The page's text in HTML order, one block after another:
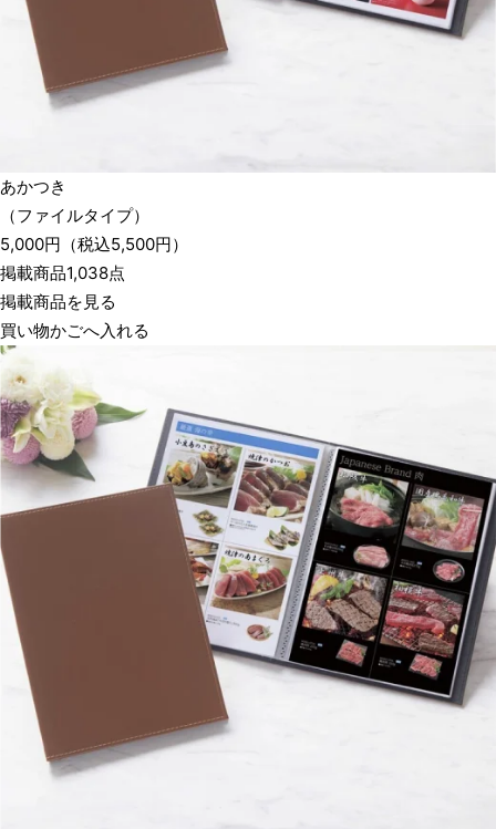
あかつき
（ファイルタイプ）
5,000円 （税込5,500円）
掲載商品1,038点
掲載商品を見る
買い物かごへ入れる